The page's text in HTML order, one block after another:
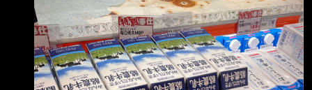
後，認定陳男確實「不能勝任工作」，管委會終
止契約合法，判決 陳男敗訴，管委會僅需支付
其上班3天應得的薪